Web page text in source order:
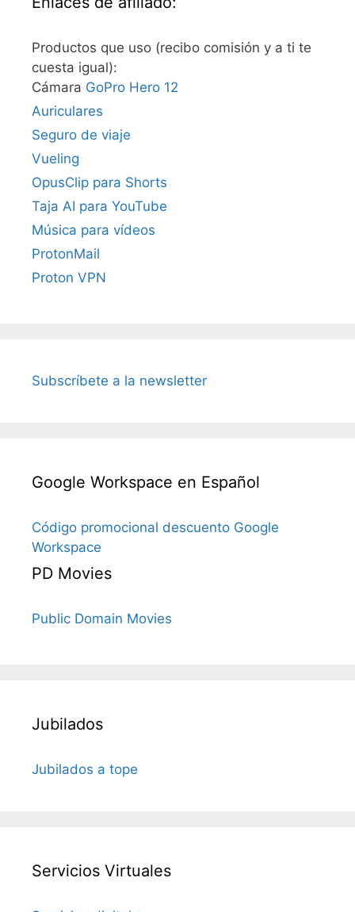
Productos que uso (recibo comisión y a ti te
cuesta igual):
Cámara GoPro Hero 12
Auriculares
Seguro de viaje
Vueling
OpusClip para Shorts
Taja AI para YouTube
Música para vídeos
ProtonMail
Proton VPN
Subscríbete a la newsletter
Google Workspace en Español
Código promocional descuento Google
Workspace
PD Movies
Public Domain Movies
Jubilados
Jubilados a tope
Servicios Virtuales